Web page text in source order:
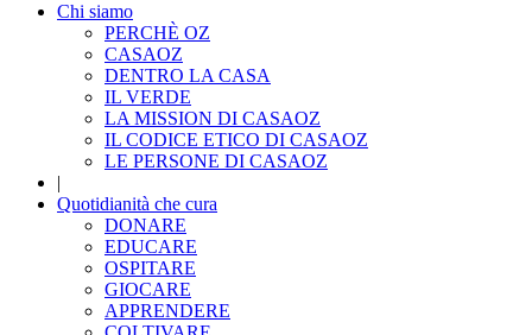
Chi siamo
PERCHÈ OZ
CASAOZ
DENTRO LA CASA
IL VERDE
LA MISSION DI CASAOZ
IL CODICE ETICO DI CASAOZ
LE PERSONE DI CASAOZ
|
Quotidianità che cura
DONARE
EDUCARE
OSPITARE
GIOCARE
APPRENDERE